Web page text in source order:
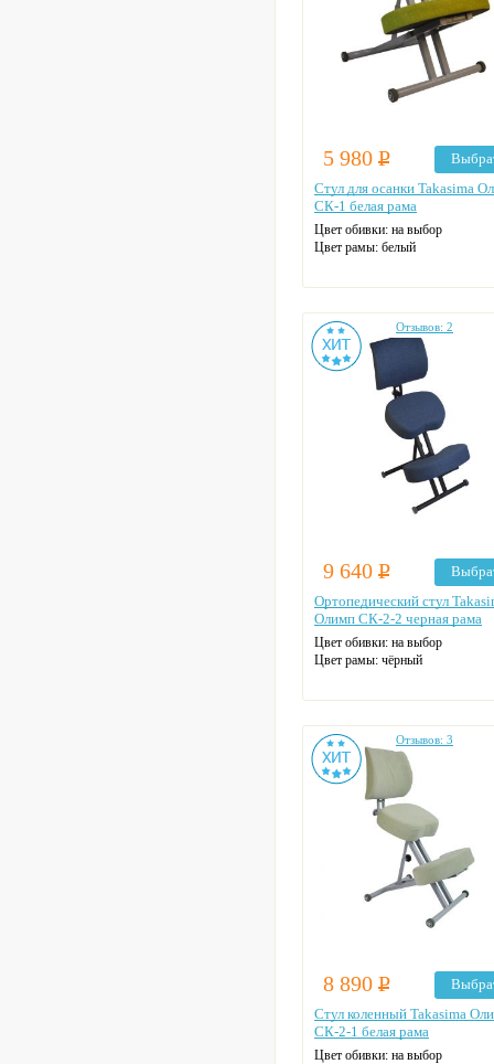
5 980 Р
Стул для осанки Takasima
СК-1 белая рама
Цвет обивки: на выбор
Цвет рамы: белый
Отзывов: 2
9 640 Р
Ортопедический стул
Олимп СК-2-2 черная рама
Цвет обивки: на выбор
Цвет рамы: чёрный
Отзывов: 3
8 890 Р
Стул коленный Takasima
СК-2-1 белая рама
Цвет обивки: на выбор